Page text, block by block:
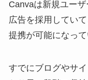
Canvaは新規ユー
広告を採用してい
提携が可能になって
すでにブログやサ